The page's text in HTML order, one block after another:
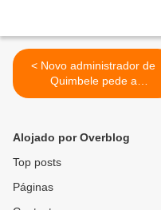
< Novo administrador de
Quimbele pede a
colaboração da sociedade
Alojado por Overblog
Top posts
Páginas